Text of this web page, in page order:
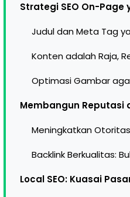
Strategi SEO On-Page
Judul dan Meta Tag
Konten adalah Raja,
Optimasi Gambar
Membangun Reputasi
Meningkatkan
Backlink Berkualitas:
Local SEO: Kuasai